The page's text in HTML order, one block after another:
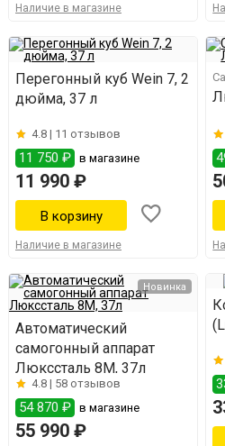
Наличие в магазине
Перегонный куб Wein 7, 2
дюйма, 37 л
4.8 | 11 отзывов
11 750 ₽ в магазине
11 990 ₽
Наличие в магазине
Новинка
Автоматический
самогонный аппарат
Люкссталь 8М, 37л
4.8 | 58 отзывов
54 870 ₽ в магазине
55 990 ₽